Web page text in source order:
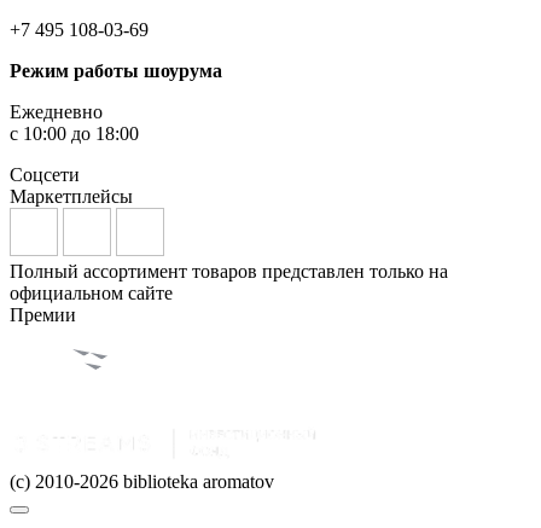
+7 495 108-03-69
Режим работы шоурума
Ежедневно
с 10:00 до 18:00
Соцсети
Маркетплейсы
Полный ассортимент товаров представлен только на
официальном сайте
Премии
(c) 2010-2026 biblioteka aromatov